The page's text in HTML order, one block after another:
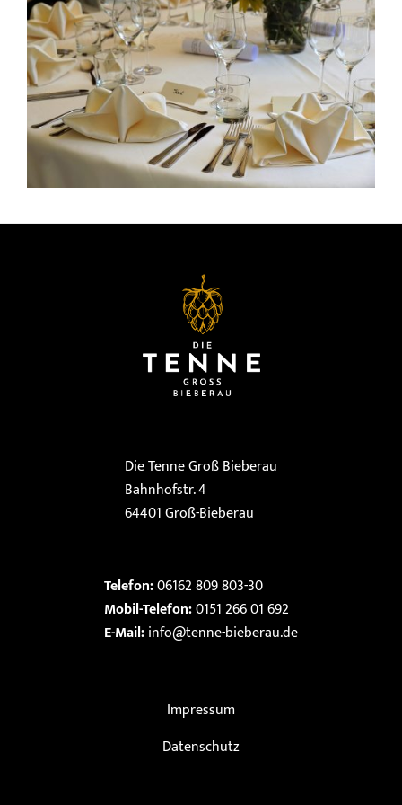
Die Tenne Groß Bieberau
Bahnhofstr. 4
64401 Groß-Bieberau
Telefon:06162 809 803-30
Mobil-Telefon:0151 266 01 692
E-Mail:info@tenne-bieberau.de
Impressum
Datenschutz